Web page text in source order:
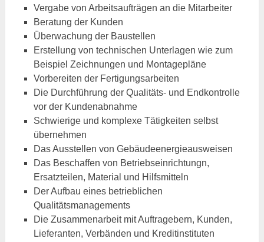
Vergabe von Arbeitsaufträgen an die Mitarbeiter
Beratung der Kunden
Überwachung der Baustellen
Erstellung von technischen Unterlagen wie zum
Beispiel Zeichnungen und Montagepläne
Vorbereiten der Fertigungsarbeiten
Die Durchführung der Qualitäts- und Endkontrolle
vor der Kundenabnahme
Schwierige und komplexe Tätigkeiten selbst
übernehmen
Das Ausstellen von Gebäudeenergieausweisen
Das Beschaffen von Betriebseinrichtungn,
Ersatzteilen, Material und Hilfsmitteln
Der Aufbau eines betrieblichen
Qualitätsmanagements
Die Zusammenarbeit mit Auftragebern, Kunden,
Lieferanten, Verbänden und Kreditinstituten